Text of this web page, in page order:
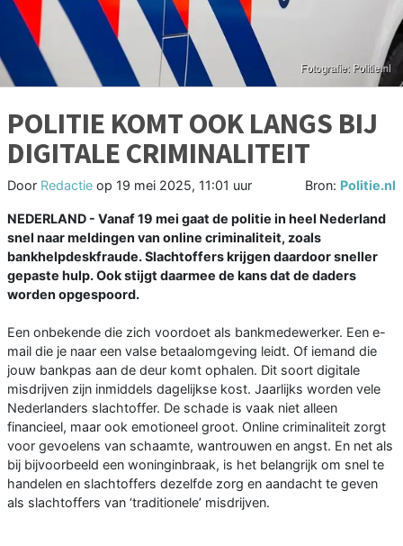
POLITIE KOMT OOK LANGS BIJ
DIGITALE CRIMINALITEIT
Door Redactie op 19 mei 2025, 11:01 uur Bron: Politie.nl
NEDERLAND - Vanaf 19 mei gaat de politie in heel Nederland
snel naar meldingen van online criminaliteit, zoals
bankhelpdeskfraude. Slachtoffers krijgen daardoor sneller
gepaste hulp. Ook stijgt daarmee de kans dat de daders
worden opgespoord.
Een onbekende die zich voordoet als bankmedewerker. Een e-
mail die je naar een valse betaalomgeving leidt. Of iemand die
jouw bankpas aan de deur komt ophalen. Dit soort digitale
misdrijven zijn inmiddels dagelijkse kost. Jaarlijks worden vele
Nederlanders slachtoffer. De schade is vaak niet alleen
financieel, maar ook emotioneel groot. Online criminaliteit zorgt
voor gevoelens van schaamte, wantrouwen en angst. En net als
bij bijvoorbeeld een woninginbraak, is het belangrijk om snel te
handelen en slachtoffers dezelfde zorg en aandacht te geven
als slachtoffers van ‘traditionele’ misdrijven.